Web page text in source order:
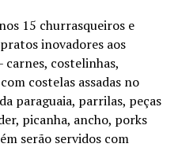
15 churrasqueiros e
inovadores aos
carnes, costelinhas,
costelas assadas no
paraguaia, parrilas, peças
picanha, ancho, porks
serão servidos com